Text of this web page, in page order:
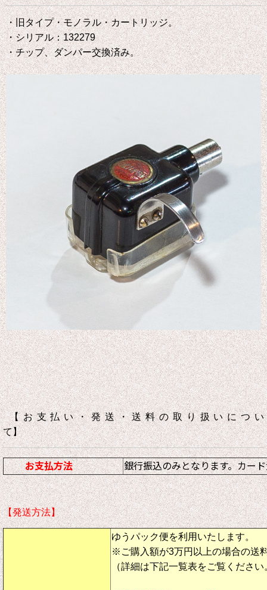
・旧タイプ・モノラル・カートリッジ。
・シリアル：132279
・チップ、ダンパー交換済み。
【お支払い・発送・送料の取り扱いについ
て】
お支払方法 銀行振込のみとなります。カー
【発送方法】
ゆうパック便を利用いたします。
※ご購入額が3万円以上の場合の送
（詳細は下記一覧表をご覧ください